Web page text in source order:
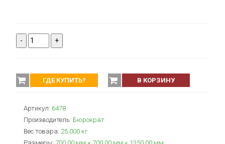
- +
ГДЕ КУПИТЬ? В КОРЗИНУ
Артикул: 6478
Производитель: Бюрократ
Вес товара: 25.000 кг